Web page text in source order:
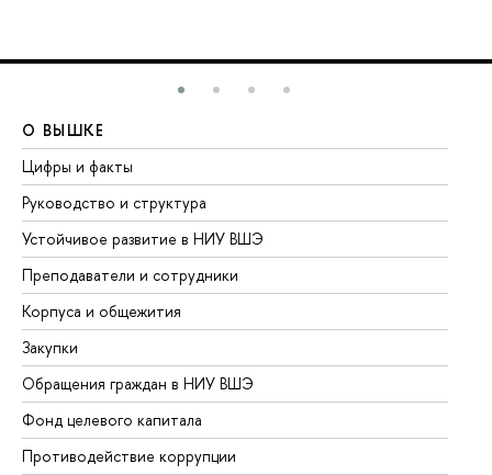
О ВЫШКЕ
Цифры и факты
Руководство и структура
Устойчивое развитие в НИУ ВШЭ
Преподаватели и сотрудники
Корпуса и общежития
Закупки
Обращения граждан в НИУ ВШЭ
Фонд целевого капитала
Противодействие коррупции